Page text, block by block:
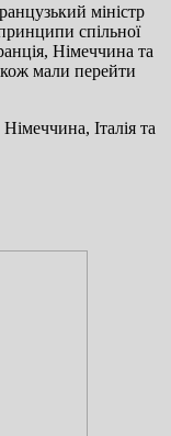
міністр
спільної
Німеччина та
мали перейти
Італія та